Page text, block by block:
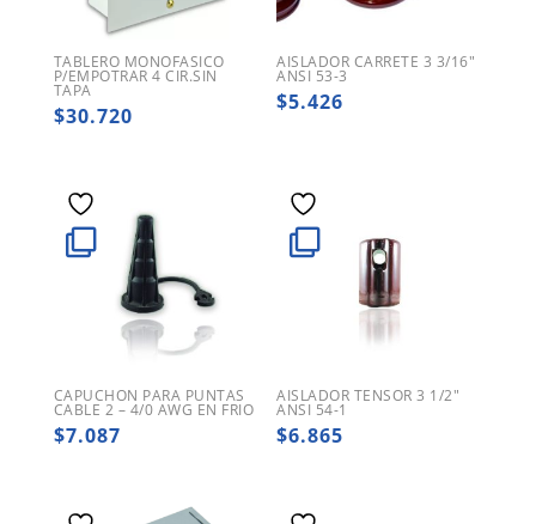
TABLERO MONOFASICO
P/EMPOTRAR 4 CIR.SIN
TAPA
$30.720
AISLADOR CARRETE 3 3/16″
ANSI 53-3
$5.426
CAPUCHON PARA PUNTAS
CABLE 2 – 4/0 AWG EN FRIO
$7.087
AISLADOR TENSOR 3 1/2″
ANSI 54-1
$6.865